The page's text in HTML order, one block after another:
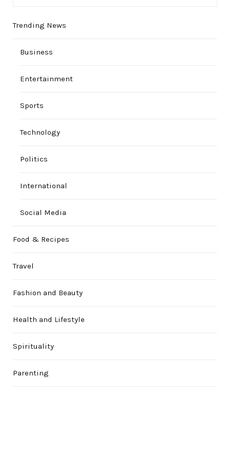
Trending News
Business
Entertainment
Sports
Technology
Politics
International
Social Media
Food & Recipes
Travel
Fashion and Beauty
Health and Lifestyle
Spirituality
Parenting